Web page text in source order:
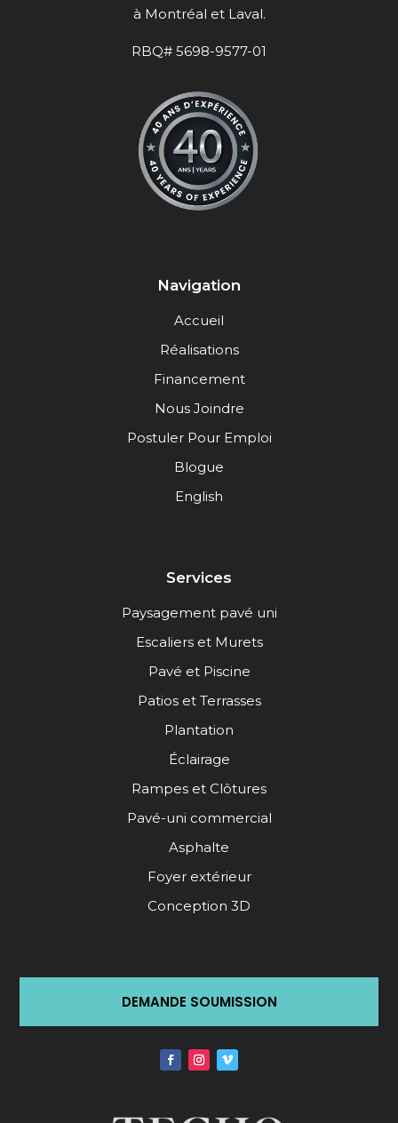
à Montréal et Laval.
RBQ# 5698-9577-01
Navigation
Accueil
Réalisations
Financement
Nous Joindre
Postuler Pour Emploi
Blogue
English
Services
Paysagement pavé uni
Escaliers et Murets
Pavé et Piscine
Patios et Terrasses
Plantation
Éclairage
Rampes et Clôtures
Pavé-uni commercial
Asphalte
Foyer extérieur
Conception 3D
DEMANDE SOUMISSION